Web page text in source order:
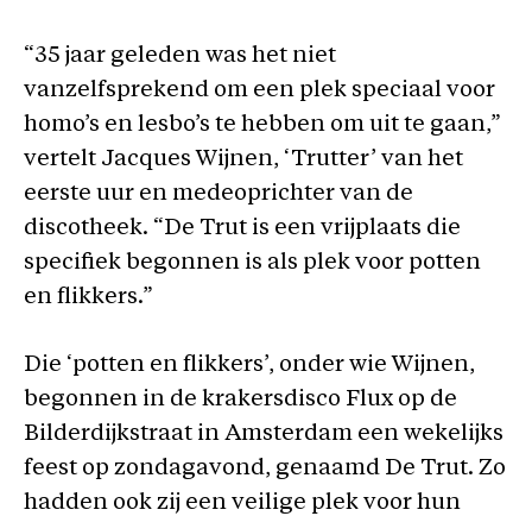
“35 jaar geleden was het niet
vanzelfsprekend om een plek speciaal voor
homo’s en lesbo’s te hebben om uit te gaan,”
vertelt Jacques Wijnen, ‘Trutter’ van het
eerste uur en medeoprichter van de
discotheek. “De Trut is een vrijplaats die
specifiek begonnen is als plek voor potten
en flikkers.”
Die ‘potten en flikkers’, onder wie Wijnen,
begonnen in de krakersdisco Flux op de
Bilderdijkstraat in Amsterdam een wekelijks
feest op zondagavond, genaamd De Trut. Zo
hadden ook zij een veilige plek voor hun